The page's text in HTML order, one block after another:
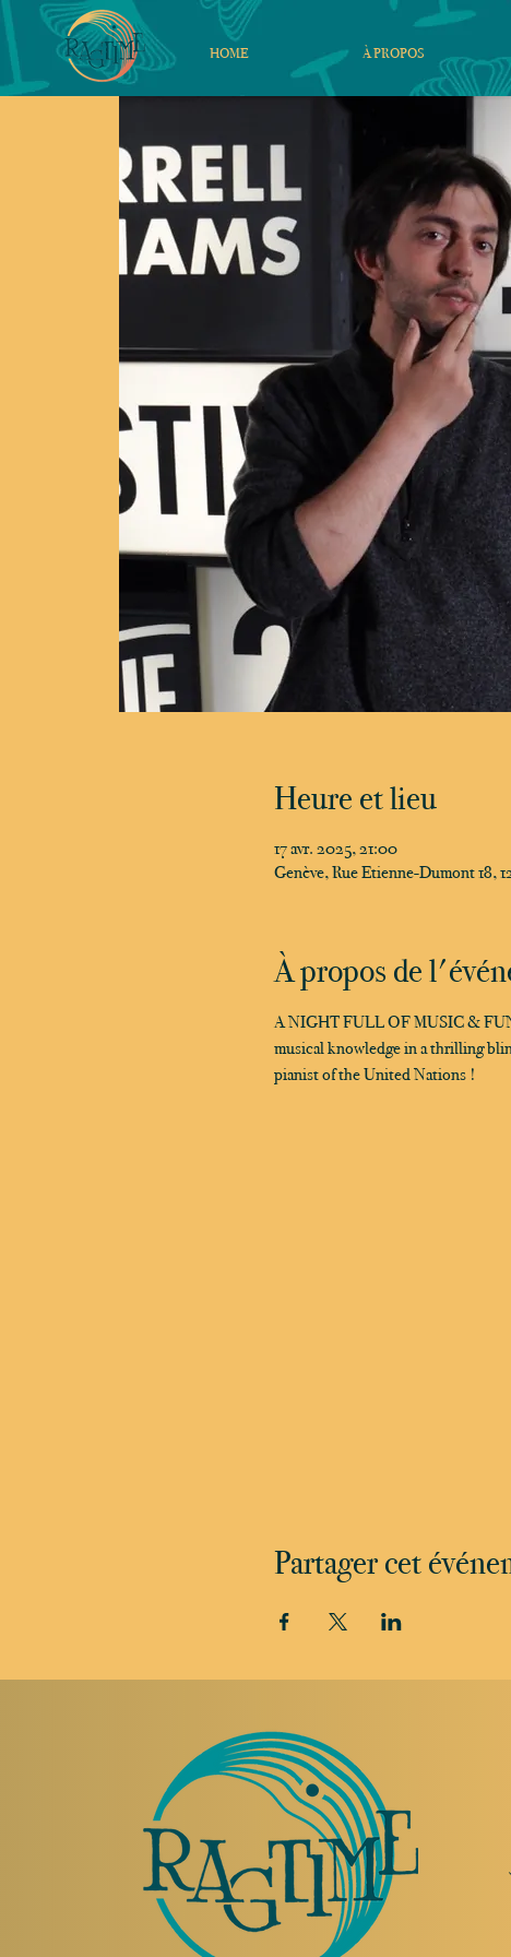
HOME À PROPOS
Heure et lieu
17 avr. 2025, 21:00
Genève, Rue Etienne-Dumont 18,
À propos de
A NIGHT FULL OF MUSIC &
musical knowledge in a thrilling
pianist of the United Nations !
Partager cet